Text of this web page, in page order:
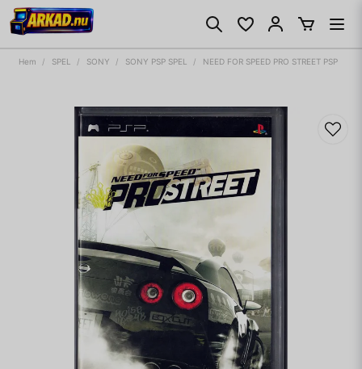
Hem SPEL SONY SONY PSP SPEL NEED FOR SPEED PRO STREET PSP